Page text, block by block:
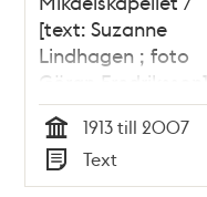
[text: Suzanne
Lindhagen ; foto
Göran Fredriksson]
Tid
1913 till 2007
Typ
Text